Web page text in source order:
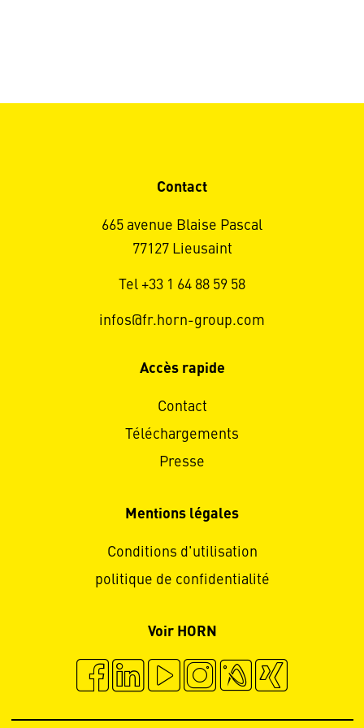
Contact
665 avenue Blaise Pascal
77127 Lieusaint
Tel +33 1 64 88 59 58
infos@fr.horn-group.com
Accès rapide
Contact
Téléchargements
Presse
Mentions légales
Conditions d'utilisation
politique de confidentialité
Voir HORN